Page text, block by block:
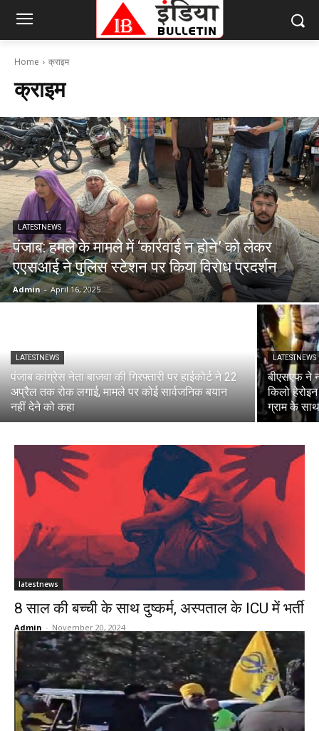
Home क्राइम
क्राइम
LATESTNEWS
पंजाब: हमले के मामले में ‘कार्रवाई न होने’ को लेकर
एएसआई ने पुलिस स्टेशन पर किया विरोध प्रदर्शन
Admin - April 16, 2025
LATESTNEWS
पंजाब कांग्रेस नेता बाजवा की गिरफ्तारी पर हाईकोर्ट ने 22
अप्रैल तक रोक लगाई, मामले पर कोई सार्वजनिक बयान
नहीं देने को कहा
LATESTNEWS
बीएसएफ ने
किलो
ग्राम के
latestnews
8 साल की बच्ची के साथ दुष्कर्म, अस्पताल के ICU में भर्ती
Admin - November 20, 2024